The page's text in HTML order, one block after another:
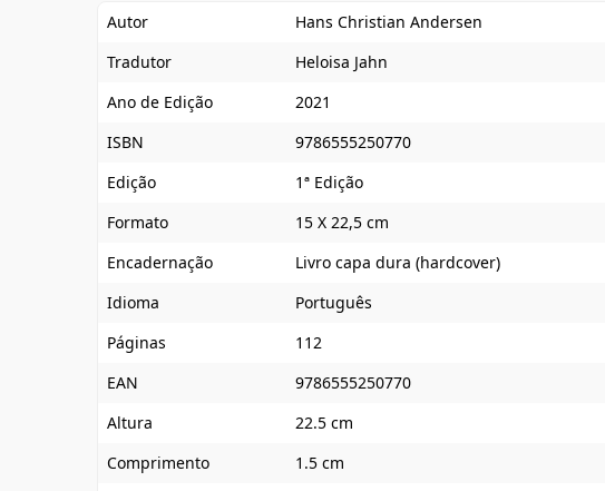
Autor
Hans Christian Andersen
Tradutor
Heloisa Jahn
Ano de Edição
2021
ISBN
9786555250770
Edição
1ª Edição
Formato
15 X 22,5 cm
Encadernação
Livro capa dura (hardcover)
Idioma
Português
Páginas
112
EAN
9786555250770
Altura
22.5 cm
Comprimento
1.5 cm